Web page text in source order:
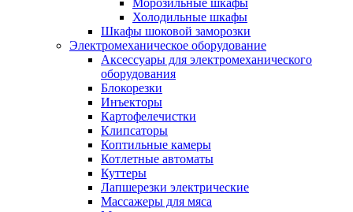
Холодильные шкафы
Шкафы шоковой заморозки
Электромеханическое оборудование
Аксессуары для электромеханического
оборудования
Блокорезки
Инъекторы
Картофелечистки
Клипсаторы
Коптильные камеры
Котлетные автоматы
Куттеры
Лапшерезки электрические
Массажеры для мяса